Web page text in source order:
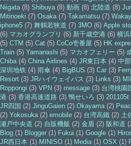
Niigata (8) Shibuya (8) 動画 (8) 北陸道 (8)
Mitinoeki (7) Osaka (7) Takamatsu (7)
iphone5 (7) 舞鶴若狭道 (7) 3MO (6) Apple
(6) マカオグランプリ (6) 新千歳空港 (6) 横
(5) CTM (5) Cat (5) CoCo壱番屋 (5) HK
Train (5) Yamanashi (5) マカオフェリー (5)
Chiba (4) China Airlines (4) JR東日本 (4) 中
深圳地铁 (4) 雨傘 (4) BigBUS (3) Car (3)
Resort (3) JRハイウェイバス (3) Links (3)
Roppongi (3) VPN (3) message (3) 台湾桃園
港 (3) 香港高速道路 (3) 鴨せいろ (3) 201105t
JR四国 (2) JinguGaien (2) Okayama (2)
(2) Yokosuka (2) emobile (2) 台湾高鐵 (2) 土
瀬戸中央道 (2) 自販機飯 (2) 金盾 (2) 阪和道
Blog (1) Blogger (1) Fukui (1) Google (1)
JR西日本 (1) MINISO (1) Media (1) OSX (1)